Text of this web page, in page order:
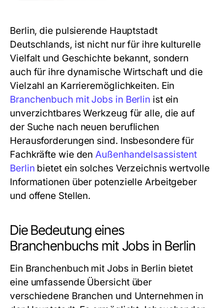
Berlin, die pulsierende Hauptstadt
Deutschlands, ist nicht nur für ihre kulturelle
Vielfalt und Geschichte bekannt, sondern
auch für ihre dynamische Wirtschaft und die
Vielzahl an Karrieremöglichkeiten. Ein
Branchenbuch mit Jobs in Berlin ist ein
unverzichtbares Werkzeug für alle, die auf
der Suche nach neuen beruflichen
Herausforderungen sind. Insbesondere für
Fachkräfte wie denAußenhandelsassistent
Berlin bietet ein solches Verzeichnis wertvolle
Informationen über potenzielle Arbeitgeber
und offene Stellen.
Die Bedeutung eines
Branchenbuchs mit Jobs in Berlin
Ein Branchenbuch mit Jobs in Berlin bietet
eine umfassende Übersicht über
verschiedene Branchen und Unternehmen in